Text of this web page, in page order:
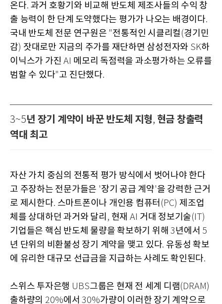
온다. 과거 호황기와 비교해 반도체 제조사들의 수익 창
출 능력이 한 단계 도약했다는 평가가 나오는 배경이다.
국내 반도체 전문 연구원은 "전통적인 시클리컬 (경기민
감) 잣대로만 지금의 주가를 재단하면 삼성전자와 SK하
이닉스가 가진 AI 메모리 독점력을 과소평가하는 오류를
범할 수 있다"고 진단했다.
3~5년 장기 계약이 바꾼 반도체 지형, 현금 창출력
역대 최고
자산 가치 중심의 전통적 평가 방식에서 벗어나야 한다
고 주장하는 전문가들은 '장기 공급 계약'을 강력한 근거
로 제시한다. 스마트폰이나 개인용 컴퓨터 (PC) 제조업
체를 상대하던 과거와 달리 , 현재 AI 거대 정보기술(IT)
기업들은 핵심 반도체 물량을 확보하기 위해 3년에서 5
년 단위의 비환불성 장기 계약을 맺고 있다. 유동성 확보
에 유리한 대규모 선급금을 지급하는 사례도 확인된다.
스위스 투자은행 UBS그룹은 현재 전 세계 디램(DRAM)
출하량의 20%에서 30%가량이 이러한 장기 계약으로